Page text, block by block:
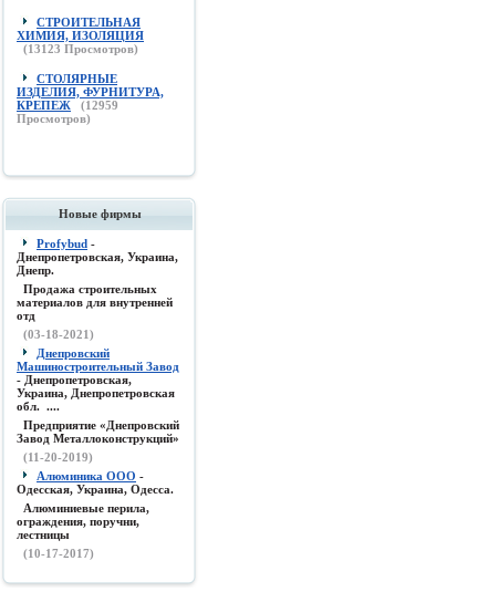
СТРОИТЕЛЬНАЯ
ХИМИЯ, ИЗОЛЯЦИЯ
(13123 Просмотров)
СТОЛЯРНЫЕ
ИЗДЕЛИЯ, ФУРНИТУРА,
КРЕПЕЖ
(12959
Просмотров)
Новые фирмы
Profybud -
Днепропетровская, Украина,
Днепр.
Продажа строительных
материалов для внутренней
отд
(03-18-2021)
Днепровский
Машиностроительный Завод
- Днепропетровская,
Украина, Днепропетровская
обл. ....
Предприятие «Днепровский
Завод Металлоконструкций»
(11-20-2019)
Алюминика ООО -
Одесская, Украина, Одесса.
Алюминиевые перила,
ограждения, поручни,
лестницы
(10-17-2017)